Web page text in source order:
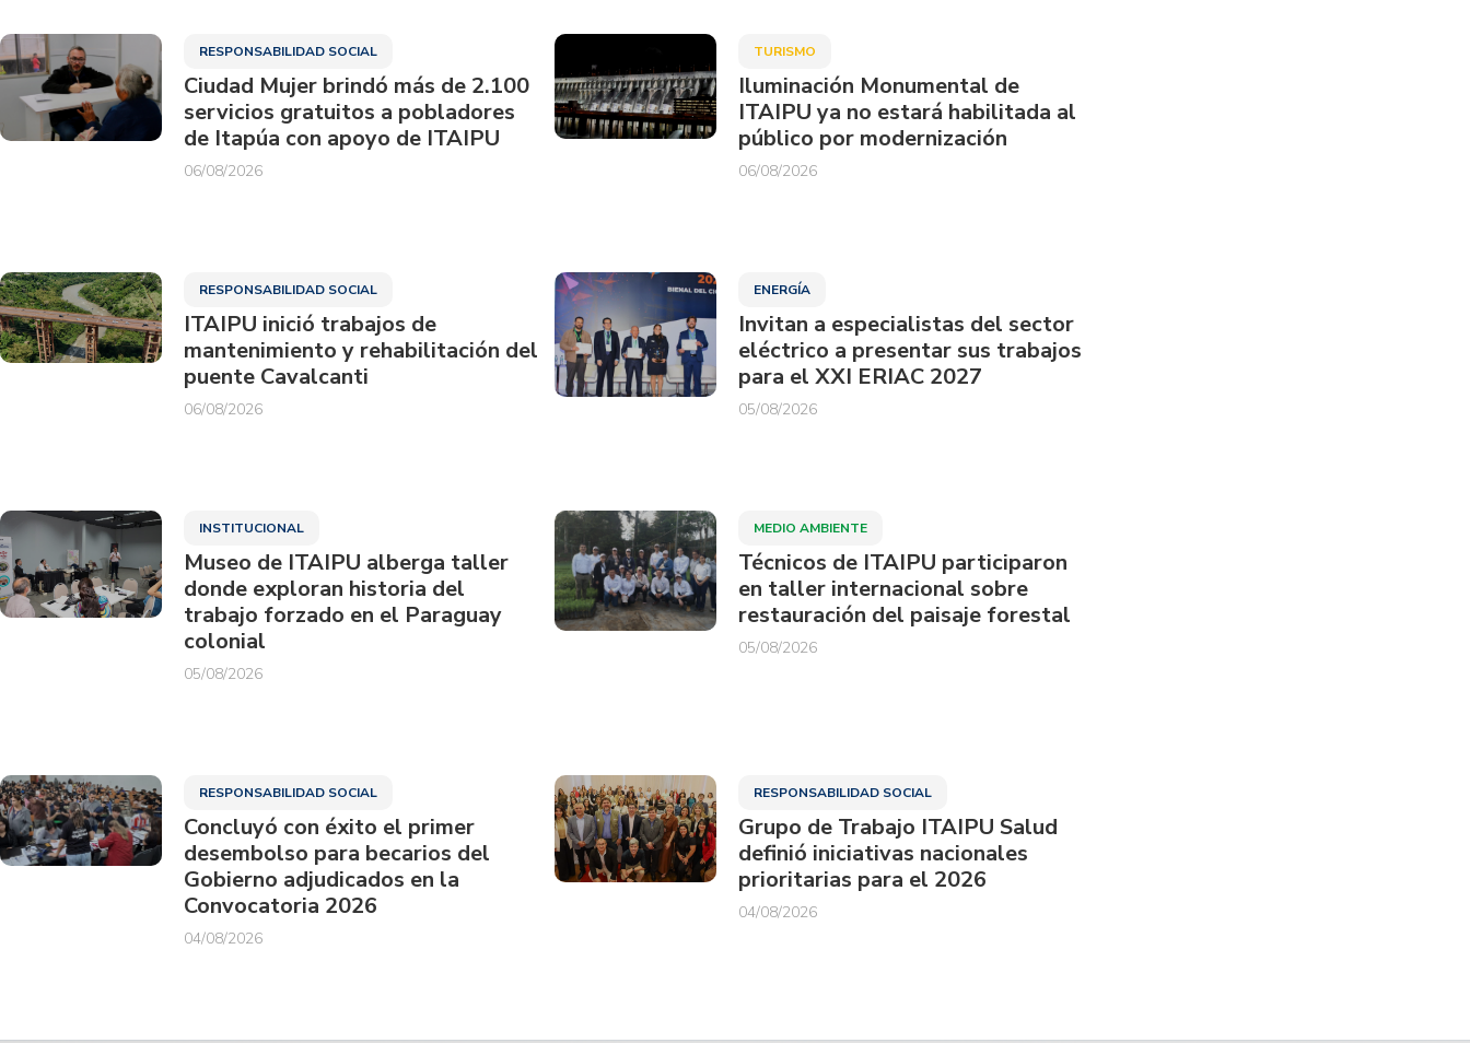
RESPONSABILIDAD SOCIAL
Ciudad Mujer brindó más de 2.100
servicios gratuitos a pobladores
de Itapúa con apoyo de ITAIPU
06/08/2026
TURISMO
Iluminación Monumental de
ITAIPU ya no estará habilitada al
público por modernización
06/08/2026
RESPONSABILIDAD SOCIAL
ITAIPU inició trabajos de
mantenimiento y rehabilitación del
puente Cavalcanti
06/08/2026
ENERGÍA
Invitan a especialistas del sector
eléctrico a presentar sus trabajos
para el XXI ERIAC 2027
05/08/2026
INSTITUCIONAL
Museo de ITAIPU alberga taller
donde exploran historia del
trabajo forzado en el Paraguay
colonial
05/08/2026
MEDIO AMBIENTE
Técnicos de ITAIPU participaron
en taller internacional sobre
restauración del paisaje forestal
05/08/2026
RESPONSABILIDAD SOCIAL
Concluyó con éxito el primer
desembolso para becarios del
Gobierno adjudicados en la
Convocatoria 2026
04/08/2026
RESPONSABILIDAD SOCIAL
Grupo de Trabajo ITAIPU Salud
definió iniciativas nacionales
prioritarias para el 2026
04/08/2026